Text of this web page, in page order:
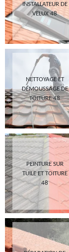
INSTALLATEUR DE
VELUX 48
NETTOYAGE ET
DÉMOUSSAGE DE
TOITURE 48
PEINTURE SUR
TUILE ET TOITURE
48